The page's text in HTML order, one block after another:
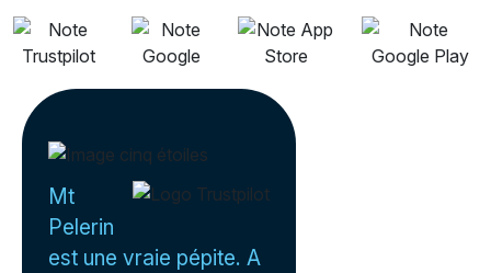
Mt
Pelerin
est une vraie pépite. A